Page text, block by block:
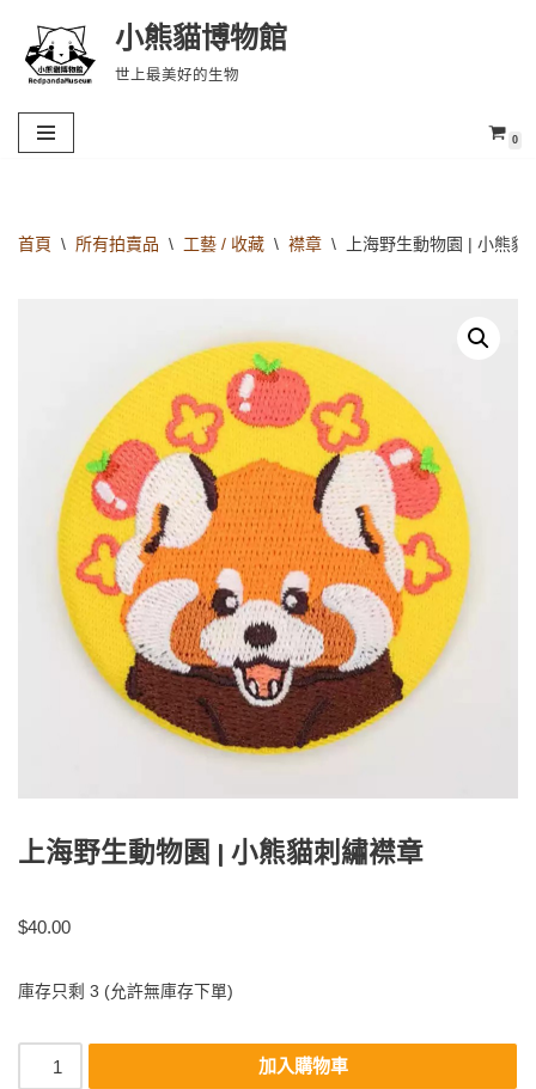
Skip
content
小熊貓博物館
世上最美好的生物
0
首頁 \ 所有拍賣品 \ 工藝 / 收藏 \ 襟章 \ 上海野生動物園 | 小熊貓
上海野生動物園 | 小熊貓刺繡襟章
$40.00
庫存只剩 3 (允許無庫存下單)
加入購物車